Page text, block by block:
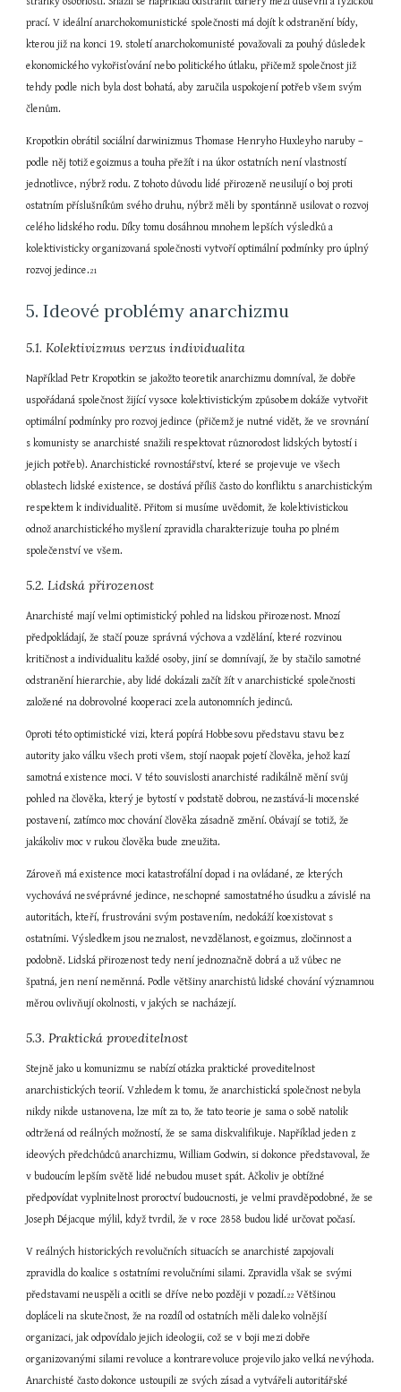
prací. V ideální anarchokomunistické společnosti má dojít k odstranění bídy,
kterou již na konci 19. století anarchokomunisté považovali za pouhý důsledek
ekonomického vykořisťování nebo politického útlaku, přičemž společnost již
tehdy podle nich byla dost bohatá, aby zaručila uspokojení potřeb všem svým
členům.
Kropotkin obrátil sociální darwinizmus Thomase Henryho Huxleyho naruby –
podle něj totiž egoizmus a touha přežít i na úkor ostatních není vlastností
jednotlivce, nýbrž rodu. Z tohoto důvodu lidé přirozeně neusilují o boj proti
ostatním příslušníkům svého druhu, nýbrž měli by spontánně usilovat o rozvoj
celého lidského rodu. Díky tomu dosáhnou mnohem lepších výsledků a
kolektivisticky organizovaná společnosti vytvoří optimální podmínky pro úplný
rozvoj jedince.21
5. Ideové problémy anarchizmu
5.1. Kolektivizmus verzus individualita
Například Petr Kropotkin se jakožto teoretik anarchizmu domníval, že dobře
uspořádaná společnost žijící vysoce kolektivistickým způsobem dokáže vytvořit
optimální podmínky pro rozvoj jedince (přičemž je nutné vidět, že ve srovnání
s komunisty se anarchisté snažili respektovat různorodost lidských bytostí i
jejich potřeb). Anarchistické rovnostářství, které se projevuje ve všech
oblastech lidské existence, se dostává příliš často do konfliktu s anarchistickým
respektem k individualitě. Přitom si musíme uvědomit, že kolektivistickou
odnož anarchistického myšlení zpravidla charakterizuje touha po plném
společenství ve všem.
5.2. Lidská přirozenost
Anarchisté mají velmi optimistický pohled na lidskou přirozenost. Mnozí
předpokládají, že stačí pouze správná výchova a vzdělání, které rozvinou
kritičnost a individualitu každé osoby, jiní se domnívají, že by stačilo samotné
odstranění hierarchie, aby lidé dokázali začít žít v anarchistické společnosti
založené na dobrovolné kooperaci zcela autonomních jedinců.
Oproti této optimistické vizi, která popírá Hobbesovu představu stavu bez
autority jako válku všech proti všem, stojí naopak pojetí člověka, jehož kazí
samotná existence moci. V této souvislosti anarchisté radikálně mění svůj
pohled na člověka, který je bytostí v podstatě dobrou, nezastává-li mocenské
postavení, zatímco moc chování člověka zásadně změní. Obávají se totiž, že
jakákoliv moc v rukou člověka bude zneužita.
Zároveň má existence moci katastrofální dopad i na ovládané, ze kterých
vychovává nesvéprávné jedince, neschopné samostatného úsudku a závislé na
autoritách, kteří, frustrováni svým postavením, nedokáží koexistovat s
ostatními. Výsledkem jsou neznalost, nevzdělanost, egoizmus, zločinnost a
podobně. Lidská přirozenost tedy není jednoznačně dobrá a už vůbec ne
špatná, jen není neměnná. Podle většiny anarchistů lidské chování významnou
měrou ovlivňují okolnosti, v jakých se nacházejí.
5.3. Praktická proveditelnost
Stejně jako u komunizmu se nabízí otázka praktické proveditelnost
anarchistických teorií. Vzhledem k tomu, že anarchistická společnost nebyla
nikdy nikde ustanovena, lze mít za to, že tato teorie je sama o sobě natolik
odtržená od reálných možností, že se sama diskvalifikuje. Například jeden z
ideových předchůdců anarchizmu, William Godwin, si dokonce představoval, že
v budoucím lepším světě lidé nebudou muset spát. Ačkoliv je obtížné
předpovídat vyplnitelnost proroctví budoucnosti, je velmi pravděpodobné, že se
Joseph Déjacque mýlil, když tvrdil, že v roce 2858 budou lidé určovat počasí.
V reálných historických revolučních situacích se anarchisté zapojovali
zpravidla do koalice s ostatními revolučními silami. Zpravidla však se svými
představami neuspěli a ocitli se dříve nebo později v pozadí.22 Většinou
dopláceli na skutečnost, že na rozdíl od ostatních měli daleko volnější
organizaci, jak odpovídalo jejich ideologii, což se v boji mezi dobře
organizovanými silami revoluce a kontrarevoluce projevilo jako velká nevýhoda.
Anarchisté často dokonce ustoupili ze svých zásad a vytvářeli autoritářské